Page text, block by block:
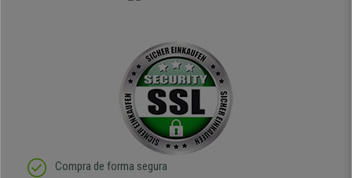
Compra de forma segura